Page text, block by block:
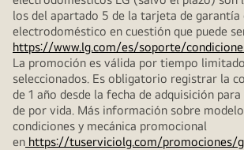
los del apartado 5 de la tarjeta de garantía
electrodoméstico en cuestión que puede
https://www.lg.com/es/soporte/
La promoción es válida por tiempo
seleccionados. Es obligatorio registrar la
de 1 año desde la fecha de adquisición
de por vida. Más información sobre
condiciones y mecánica promocional
en https://tuserviciolg.com/promociones/